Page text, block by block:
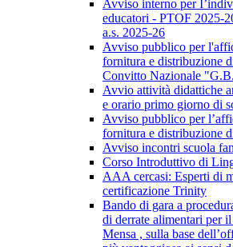
Avviso interno per
educatori - PTOF 2025-
a.s. 2025-26
Avviso pubblico per
fornitura e distribuzione
Convitto Nazionale
Avvio attività didattiche
e orario primo giorno di
Avviso pubblico per
fornitura e distribuzione
Avviso incontri scuola
Corso Introduttivo di
AAA cercasi: Esperti di
certificazione Trinity
Bando di gara a
di derrate alimentari per
Mensa , sulla base